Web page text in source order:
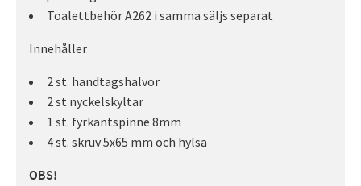
Toalettbehör A262 i samma säljs separat
Innehåller
2 st. handtagshalvor
2 st nyckelskyltar
1 st. fyrkantspinne 8mm
4 st. skruv 5x65 mm och hylsa
OBS!